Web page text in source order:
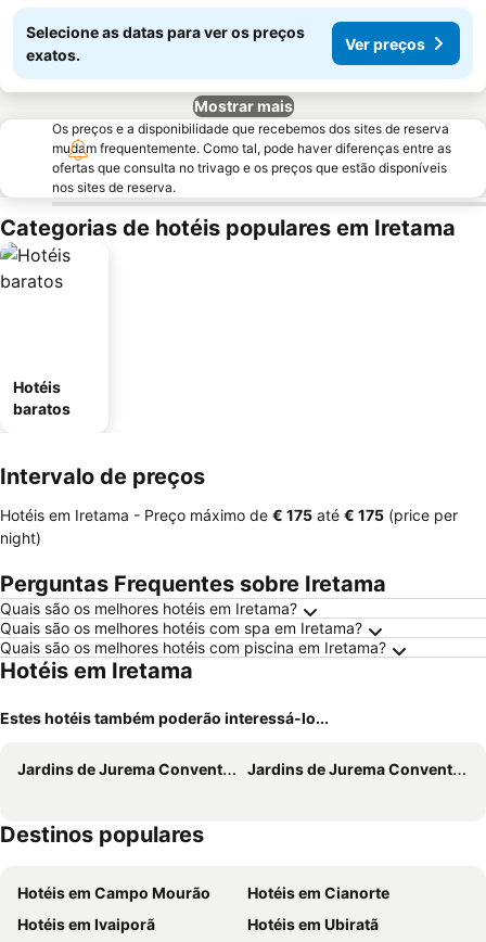
Selecione as datas para ver os preços
exatos.
Ver preços
Mostrar mais
Os preços e a disponibilidade que recebemos dos sites de reserva
mudam frequentemente. Como tal, pode haver diferenças entre as
ofertas que consulta no trivago e os preços que estão disponíveis
nos sites de reserva.
Categorias de hotéis populares em Iretama
Hotéis
baratos
Intervalo de preços
Hotéis em Iretama - Preço máximo de ‎€ 175 até ‎€ 175 (price per
night)
Perguntas Frequentes sobre Iretama
Quais são os melhores hotéis em Iretama?
Quais são os melhores hotéis com spa em Iretama?
Quais são os melhores hotéis com piscina em Iretama?
Hotéis em Iretama
Estes hotéis também poderão interessá-lo...
Jardins de Jurema Convention & Termas Resort Jardins de Jurema Convention & Termas Resort
Destinos populares
Hotéis em Campo Mourão
Hotéis em Cianorte
Hotéis em Ivaiporã
Hotéis em Ubiratã